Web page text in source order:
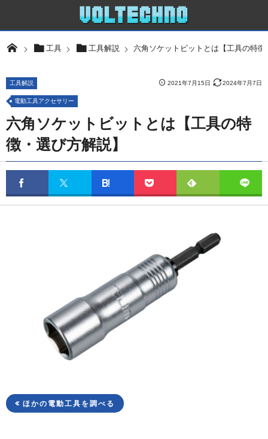
工具 工具解説 六角ソケットビットとは【工具の特
2021年7月15日 2024年7月7日
工具解説
電動工具アクセサリー
六角ソケットビットとは【工具の特
徴・選び方解説】
ほかの電動工具を調べる